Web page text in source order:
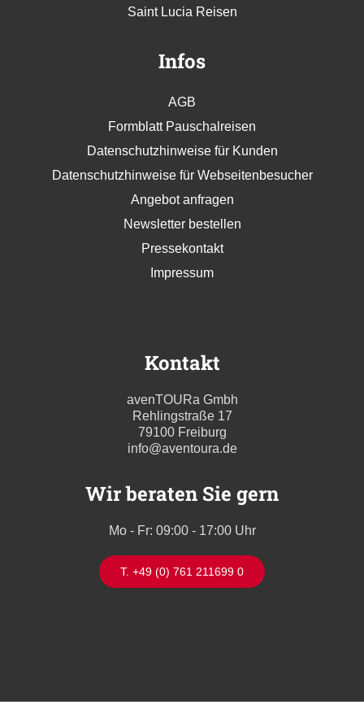
Martinique Reisen
AGB
Formblatt Pauschalreisen
Datenschutzhinweise für Kunden
Datenschutzhinweise für Webseitenbesucher
Angebot anfragen
Newsletter bestellen
Pressekontakt
avenTOURa Gmbh
Rehlingstraße 17
79100 Freiburg
Wir beraten Sie gern
T. +49 (0) 761 211699 0